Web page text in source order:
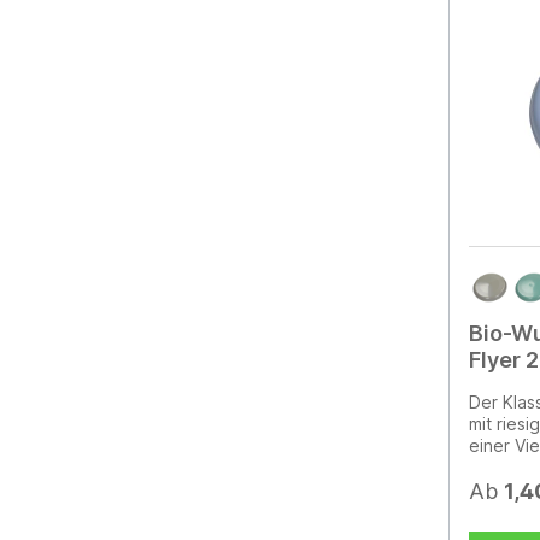
oder
kann
Set
Bio-
Flyer
Der
mit
einer
Ab